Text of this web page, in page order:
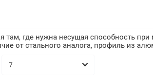
где нужна несущая способность
от стального аналога, профиль из